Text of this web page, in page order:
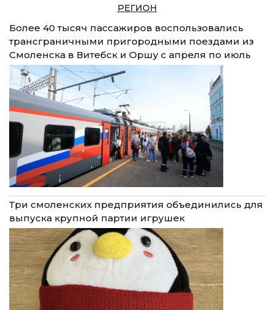
РЕГИОН
Более 40 тысяч пассажиров воспользовались
трансграничными пригородными поездами из
Смоленска в Витебск и Оршу с апреля по июль
Три смоленских предприятия объединились для
выпуска крупной партии игрушек